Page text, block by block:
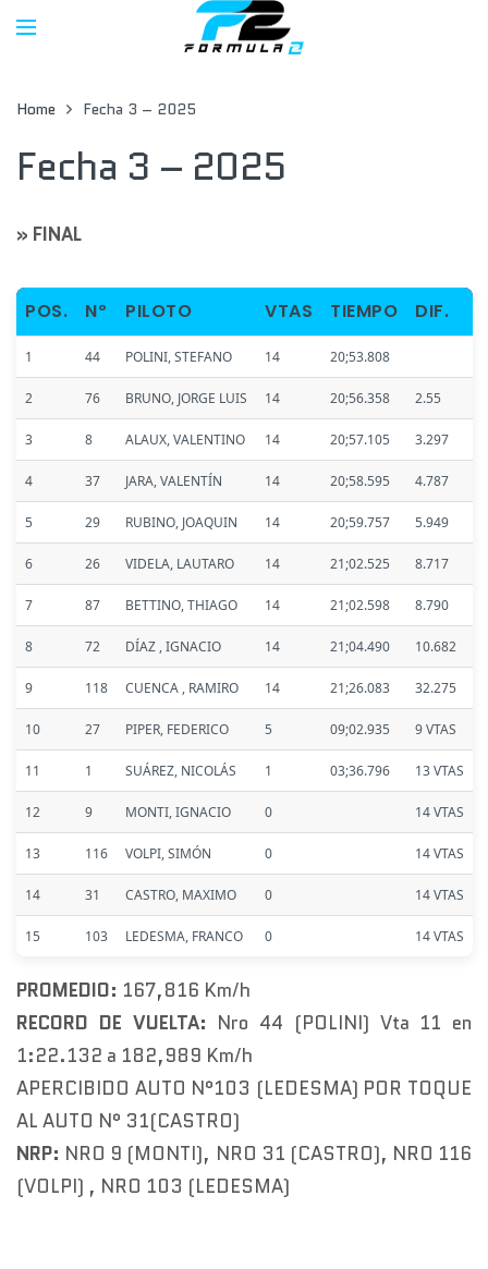
Home Fecha 3 – 2025
Fecha 3 – 2025
» FINAL
POS. Nº PILOTO VTAS TIEMPO DIF.
1 44 POLINI, STEFANO 14 20;53.808
2 76 BRUNO, JORGE LUIS 14 20;56.358 2.55
3 8 ALAUX, VALENTINO 14 20;57.105 3.297
4 37 JARA, VALENTÍN 14 20;58.595 4.787
5 29 RUBINO, JOAQUIN 14 20;59.757 5.949
6 26 VIDELA, LAUTARO 14 21;02.525 8.717
7 87 BETTINO, THIAGO 14 21;02.598 8.790
8 72 DÍAZ , IGNACIO 14 21;04.490 10.682
9 118 CUENCA , RAMIRO 14 21;26.083 32.275
10 27 PIPER, FEDERICO 5 09;02.935 9 VTAS
11 1 SUÁREZ, NICOLÁS 1 03;36.796 13 VTAS
12 9 MONTI, IGNACIO 0 14 VTAS
13 116 VOLPI, SIMÓN 0 14 VTAS
14 31 CASTRO, MAXIMO 0 14 VTAS
15 103 LEDESMA, FRANCO 0 14 VTAS
PROMEDIO: 167,816 Km/h
RECORD DE VUELTA: Nro 44 (POLINI) Vta 11 en
1:22.132 a 182,989 Km/h
APERCIBIDO AUTO N°103 (LEDESMA) POR TOQUE
AL AUTO N° 31(CASTRO)
NRP: NRO 9 (MONTI), NRO 31 (CASTRO), NRO 116
(VOLPI) , NRO 103 (LEDESMA)